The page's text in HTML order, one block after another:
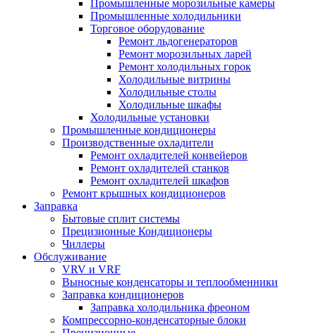
Промышленные морозильные камеры
Промышленные холодильники
Торговое оборудование
Ремонт льдогенераторов
Ремонт морозильных ларей
Ремонт холодильных горок
Холодильные витрины
Холодильные столы
Холодильные шкафы
Холодильные установки
Промышленные кондиционеры
Производственные охладители
Ремонт охладителей конвейеров
Ремонт охладителей станков
Ремонт охладителей шкафов
Ремонт крышных кондиционеров
Заправка
Бытовые сплит системы
Прецизионные Кондиционеры
Чиллеры
Обслуживание
VRV и VRF
Выносные конденсаторы и теплообменники
Заправка кондиционеров
Заправка холодильника фреоном
Компрессорно-конденсаторные блоки